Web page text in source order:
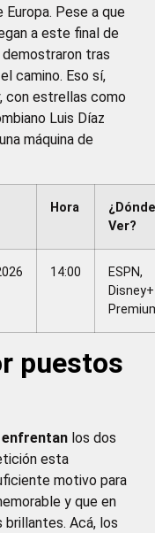
Pese a que
a este final de
tras
camino. Eso sí,
con estrellas como
Luis Díaz
máquina de
Hora
¿Dónde
Ver?
14:00
ESPN,
Disney+
puestos
enfrentan los dos
esta
motivo para
y que en
brillantes. Acá, los